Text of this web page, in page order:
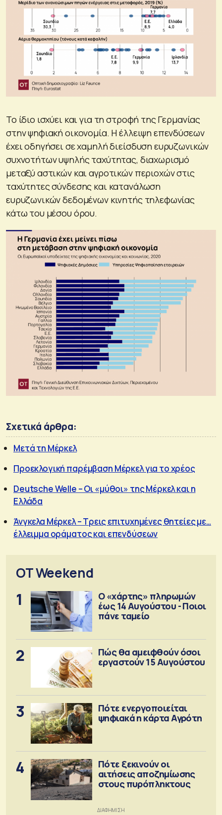
Το ίδιο ισχύει και για τη στροφή της Γερμανίας
στην ψηφιακή οικονομία. Η έλλειψη επενδύσεων
έχει οδηγήσει σε χαμηλή διείσδυση ευρυζωνικών
συχνοτήτων υψηλής ταχύτητας, διαχωρισμό
μεταξύ αστικών και αγροτικών περιοχών στις
ταχύτητες σύνδεσης και κατανάλωση
ευρυζωνικών δεδομένων κινητής τηλεφωνίας
κάτω του μέσου όρου.
Σχετικά άρθρα:
Μετά τη Μέρκελ
Προεκλογική παρέμβαση Μέρκελ για το χρέος
Deutsche Welle – Οι «μύθοι» της Μέρκελ και η
Ελλάδα
Άνγκελα Μέρκελ – Τρεις επιτυχημένες θητείες με…
έλλειμμα οράματος και επενδύσεων
OT Weekend
1
Ο «χάρτης» πληρωμών
έως 14 Αυγούστου - Ποιοι
πάνε ταμείο
2
Πώς θα αμειφθούν όσοι
εργαστούν 15 Αυγούστου
3
Πότε ενεργοποιείται
ψηφιακά η κάρτα Αγρότη
4
Πότε ξεκινούν οι
αιτήσεις αποζημίωσης
στους πυρόπληκτους